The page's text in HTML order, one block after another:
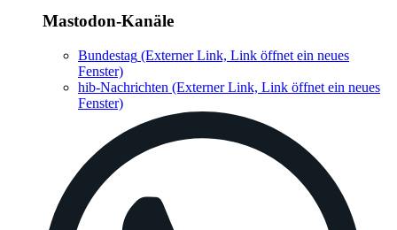
Mastodon-Kanäle
Bundestag (Externer Link, Link öffnet ein neues
Fenster)
hib-Nachrichten (Externer Link, Link öffnet ein neues
Fenster)